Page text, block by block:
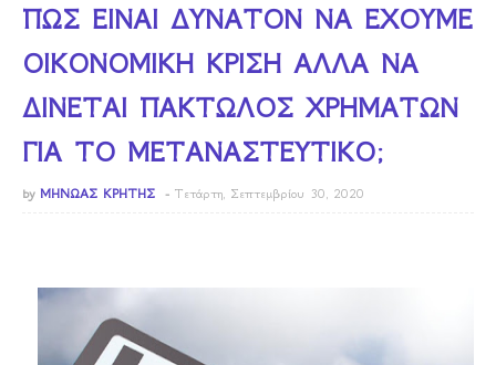
ΠΩΣ ΕΙΝΑΙ ΔΥΝΑΤΟΝ ΝΑ ΕΧΟΥΜΕ
ΟΙΚΟΝΟΜΙΚΗ ΚΡΙΣΗ ΑΛΛΑ ΝΑ
ΔΙΝΕΤΑΙ ΠΑΚΤΩΛΟΣ ΧΡΗΜΑΤΩΝ
ΓΙΑ ΤΟ ΜΕΤΑΝΑΣΤΕΥΤΙΚΟ;
by ΜΗΝΩΑΣ ΚΡΗΤΗΣ Τετάρτη, Σεπτεμβρίου 30, 2020